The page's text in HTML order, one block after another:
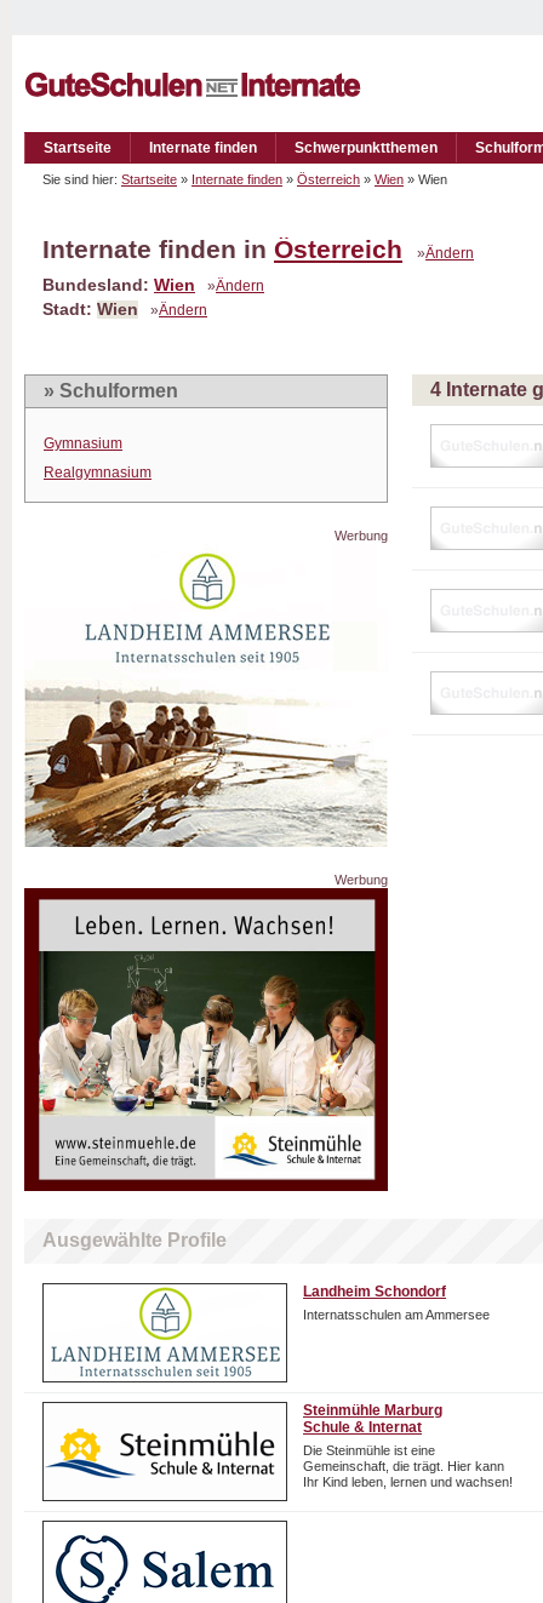
Startseite Internate finden Schwerpunktthemen
Sie sind hier: Startseite » Internate finden » Österreich » Wien » Wien
Internate finden in Österreich »Ändern
Bundesland: Wien »Ändern
Stadt: Wien »Ändern
» Schulformen
Gymnasium
Realgymnasium
Werbung
Werbung
4 Internate
Ausgewählte Profile
Landheim Schondorf
Internatsschulen am Ammersee
Steinmühle Marburg
Schule & Internat
Die Steinmühle ist eine
Gemeinschaft, die trägt. Hier kann
Ihr Kind leben, lernen und wachsen!